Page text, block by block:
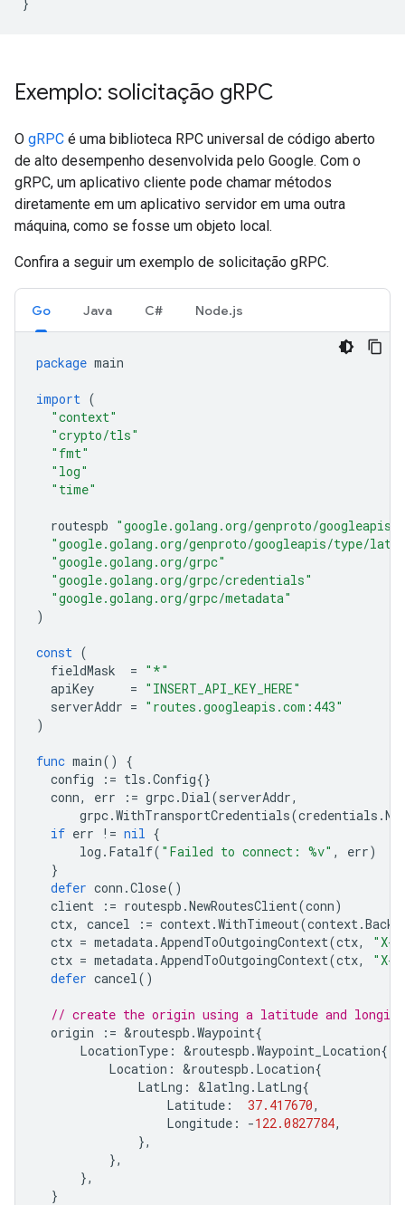
Exemplo: solicitação gRPC
O gRPC é uma biblioteca RPC universal de código aberto
de alto desempenho desenvolvida pelo Google. Com o
gRPC, um aplicativo cliente pode chamar métodos
diretamente em um aplicativo servidor em uma outra
máquina, como se fosse um objeto local.
Confira a seguir um exemplo de solicitação gRPC.
Go Java C# Node.js
package main
import (
"context"
"crypto/tls"
"fmt"
"log"
"time"
routespb "google.golang.org/genproto/googleapis/
"google.golang.org/genproto/googleapis/type/
"google.golang.org/grpc"
"google.golang.org/grpc/credentials"
"google.golang.org/grpc/metadata"
)
const (
fieldMask
= "*"
apiKey
= "INSERT_API_KEY_HERE"
serverAddr = "routes.googleapis.com:443"
)
func main()
{
config
:= tls .Config{}
conn, err := grpc.Dial(serverAddr,
grpc.WithTransportCredentials(credentials .
if err != nil {
log . Fatalf( "Failed to connect: %v" , err)
}
defer conn .Close()
client
:= routespb .NewRoutesClient(conn)
ctx, cancel := context.WithTimeout(context.
ctx = metadata.AppendToOutgoingContext(ctx,
"X-
ctx = metadata.AppendToOutgoingContext(ctx,
"X-
defer cancel()
// create the origin using a latitude and
origin
:= &routespb .Waypoint{
LocationType : &routespb .Waypoint_Location{
Location : &routespb . Location{
LatLng : &latlng . LatLng{
Latitude : 37.417670,
Longitude : -122.0827784,
},
},
},
}